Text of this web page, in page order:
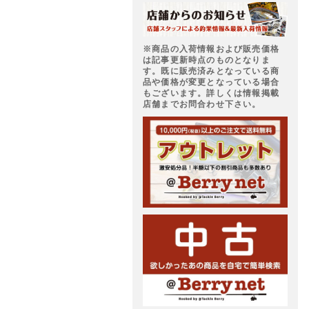
※商品の入荷情報および販売価格
は記事更新時点のものとなりま
す。既に販売済みとなっている商
品や価格が変更となっている場合
もございます。詳しくは情報掲載
店舗までお問合わせ下さい。